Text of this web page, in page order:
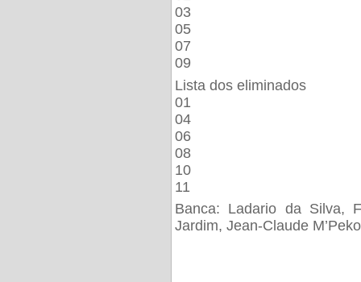
03
05
07
09
Lista dos eliminados
01
04
06
08
10
11
Banca: Ladario da Silva,
Jardim, Jean-Claude M’Peko